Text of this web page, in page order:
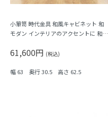
小箪笥 時代金具 和風キャビネット 和
モダン インテリアのアクセントに 和骨
61,600円 (税込)
幅 63 奥行 30.5 高さ 62.5